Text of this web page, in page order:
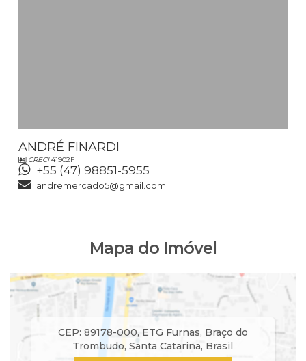
ANDRÉ FINARDI
CRECI41902F
+55 (47) 98851-5955
andremercado5@gmail.com
Mapa do Imóvel
CEP: 89178-000, ETG Furnas, Braço do
Trombudo,Santa Catarina, Brasil